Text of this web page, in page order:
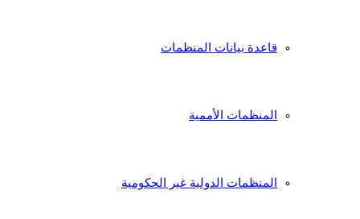
قاعدة بيانات المنظمات
المنظمات الأممية
المنظمات الدولية غير الحكومية